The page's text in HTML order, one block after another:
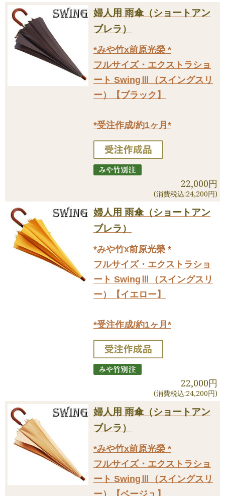
婦人用 雨傘（ショートアン
ブレラ）
*みや竹x前原光榮 *
フルサイズ・エクストラショ
ート SwingⅢ（スイングスリ
ー）【ブラック】
*受注作成/約1ヶ月*
22,000円
(消費税込:24,200円)
婦人用 雨傘（ショートアン
ブレラ）
*みや竹x前原光榮 *
フルサイズ・エクストラショ
ート SwingⅢ（スイングスリ
ー）【イエロー】
*受注作成/約1ヶ月*
22,000円
(消費税込:24,200円)
婦人用 雨傘（ショートアン
ブレラ）
*みや竹x前原光榮 *
フルサイズ・エクストラショ
ート SwingⅢ（スイングスリ